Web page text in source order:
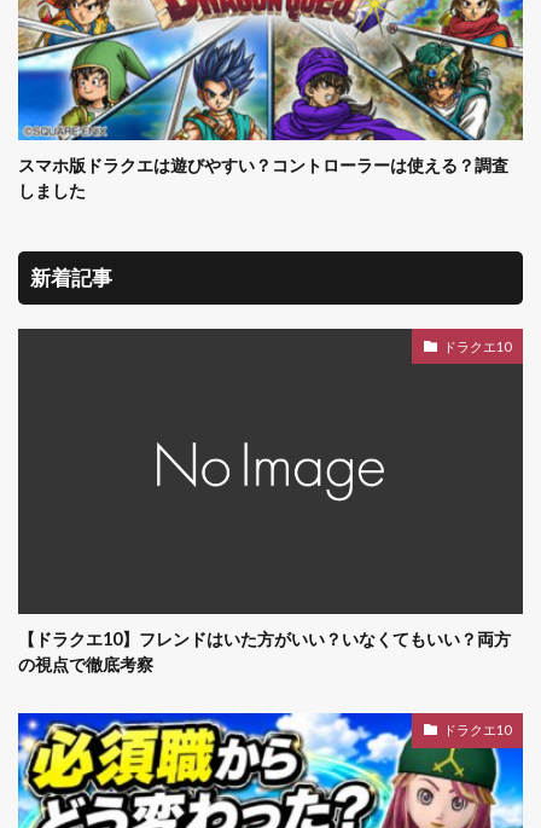
スマホ版ドラクエは遊びやすい？コントローラーは使える？調査
しました
新着記事
ドラクエ10
【ドラクエ10】フレンドはいた方がいい？いなくてもいい？両方
の視点で徹底考察
ドラクエ10